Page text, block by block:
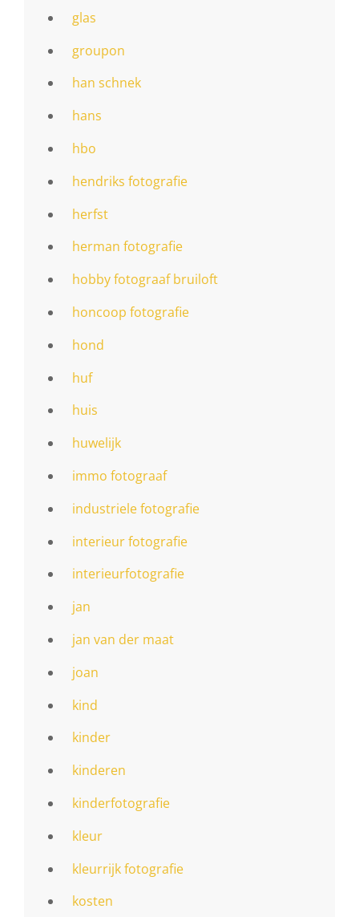
glas
groupon
han schnek
hans
hbo
hendriks fotografie
herfst
herman fotografie
hobby fotograaf bruiloft
honcoop fotografie
hond
huf
huis
huwelijk
immo fotograaf
industriele fotografie
interieur fotografie
interieurfotografie
jan
jan van der maat
joan
kind
kinder
kinderen
kinderfotografie
kleur
kleurrijk fotografie
kosten